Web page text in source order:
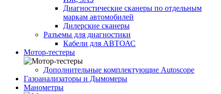
Диагностические сканеры по отдельным
маркам автомобилей
Дилерские сканеры
Разъемы для диагностики
Кабели для АВТОАС
Мотор-тестеры
Дополнительные комплектующие Autoscope
Газоанализаторы и Дымомеры
Манометры